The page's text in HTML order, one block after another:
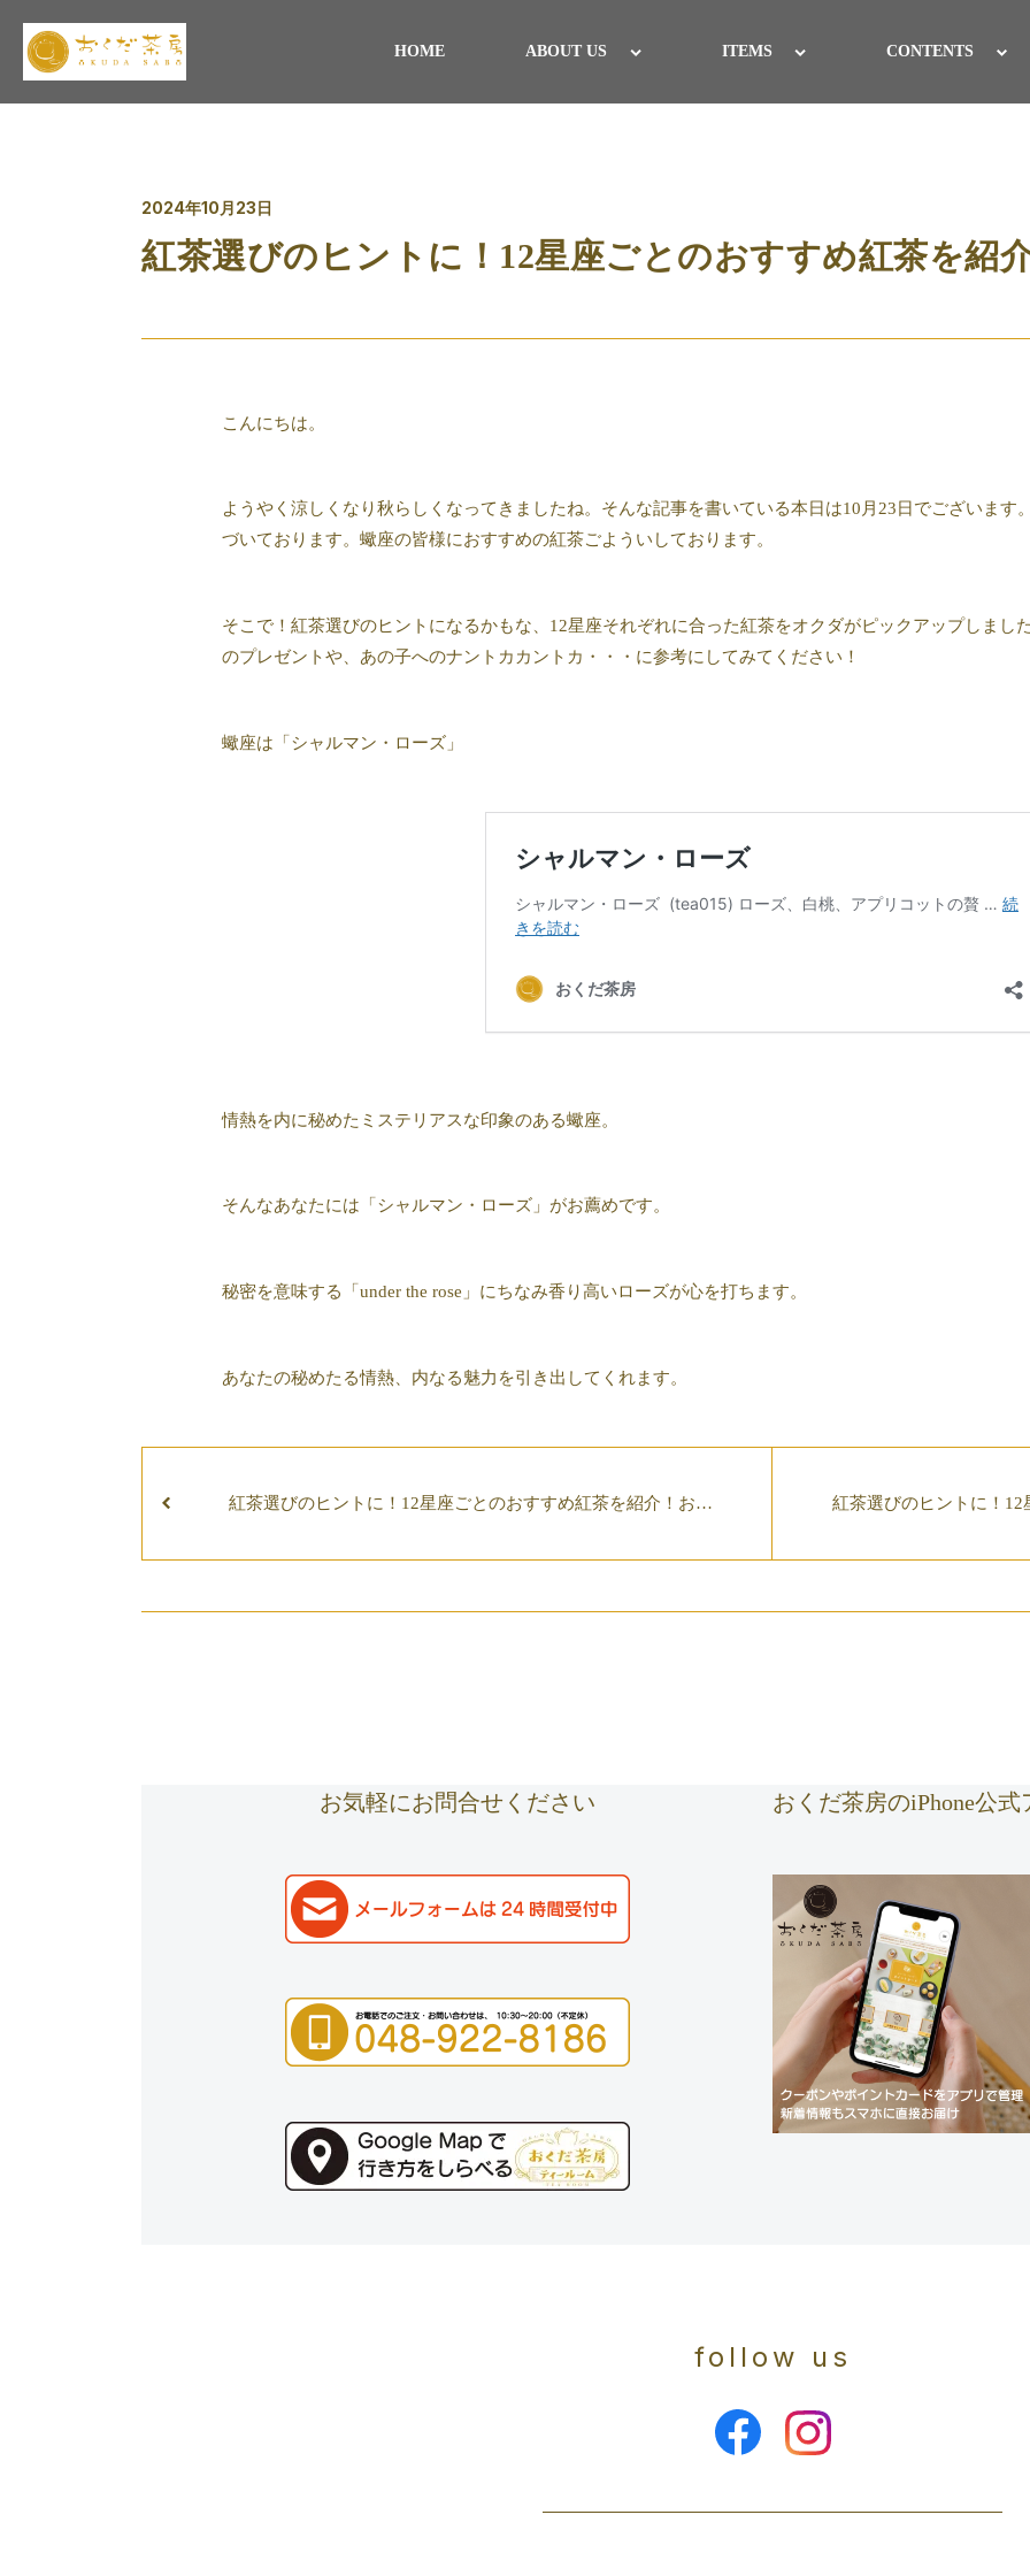
HOME ABOUT US ITEMS CONTENTS
2024年10月23日
紅茶選びのヒントに！12星座ごとのおすすめ紅茶を紹
こんにちは。
ようやく涼しくなり秋らしくなってきましたね。そんな記事を書いている本日は10月23日でございます
づいております。蠍座の皆様におすすめの紅茶ごよういしております。
そこで！紅茶選びのヒントになるかもな、12星座それぞれに合った紅茶をオクダがピックアップしま
のプレゼントや、あの子へのナントカカントカ・・・に参考にしてみてください！
蠍座は「シャルマン・ローズ」
情熱を内に秘めたミステリアスな印象のある蠍座。
そんなあなたには「シャルマン・ローズ」がお薦めです。
秘密を意味する「under the rose」にちなみ香り高いローズが心を打ちます。
あなたの秘めたる情熱、内なる魅力を引き出してくれます。
紅茶選びのヒントに！12星座ごとのおすすめ紅茶を紹介！おと
紅茶選びのヒントに！
お気軽にお問合せください おくだ茶房のiPhone公式
follow us